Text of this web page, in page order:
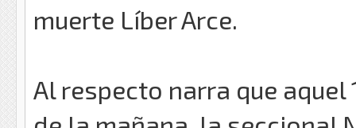
muerte Líber Arce.
Al respecto narra que aquel